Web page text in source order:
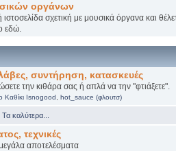
οργάνων
σχετική με μουσικά όργανα και
εδώ.
συντήρηση, κατασκευές
την κιθάρα σας ή απλά να την "φτιάξετε".
Καθίκι Isnogood hot_sauce (φλουτσ)
Τα καλύτερα...
τεχνικές
αποτελέσματα